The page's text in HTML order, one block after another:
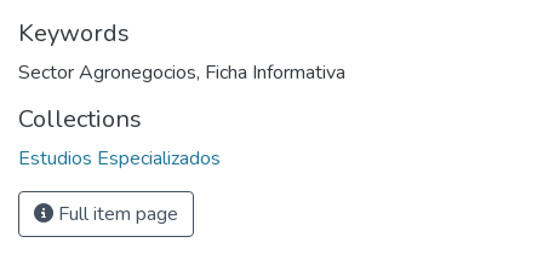
Keywords
Sector Agronegocios, Ficha Informativa
Collections
Estudios Especializados
Full item page